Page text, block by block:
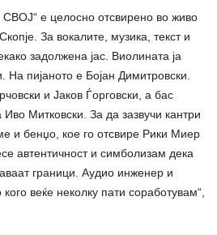
СВОЈ“ е целосно отсвирено во живо
За вокалите, музика, текст и
задолжена јас. Виолината ја
На пијаното е Бојан Димитровски.
и Јаков Ѓорговски, а бас
Иво Митковски. За да зазвучи кантри
и бенџо, кое го отсвире Рики Миер
автентичност и симболизам дека
граници. Аудио инженер и
веќе неколку пати соработувам“,